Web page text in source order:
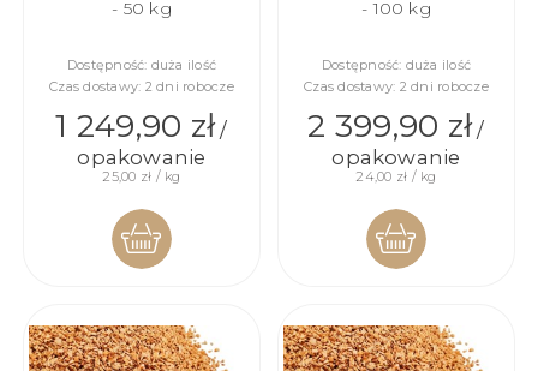
- 50 kg
Dostępność: duża ilość
Czas dostawy: 2 dni robocze
1 249,90 zł/
opakowanie
25,00 zł / kg
KOSZYKA
- 100 kg
Dostępność: duża ilość
Czas dostawy: 2 dni robocze
2 399,90 zł/
opakowanie
24,00 zł / kg
KOSZYKA